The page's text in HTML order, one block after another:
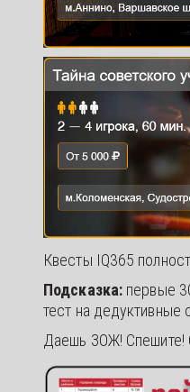
Квесты IQ365
Подсказка: первые
тест на
Даешь ЗОЖ! Спешите!